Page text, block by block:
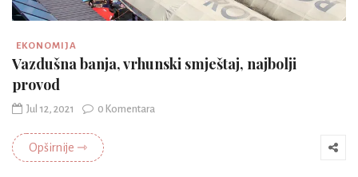
EKONOMIJA
Vazdušna banja, vrhunski smještaj, najbolji
provod
Jul 12, 2021 0 Komentara
Opširnije ⇾